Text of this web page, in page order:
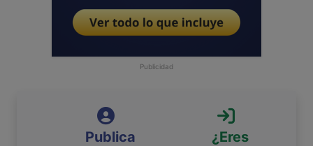
Publicidad
Publica
¿Eres